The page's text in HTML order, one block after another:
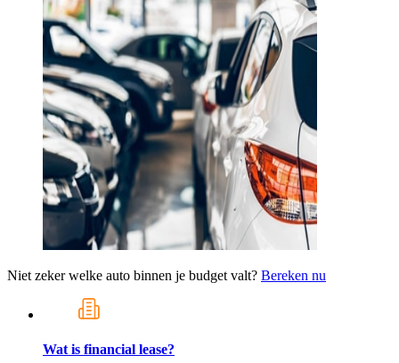
Niet zeker welke auto binnen je budget valt? Bereken nu
Wat is financial lease?